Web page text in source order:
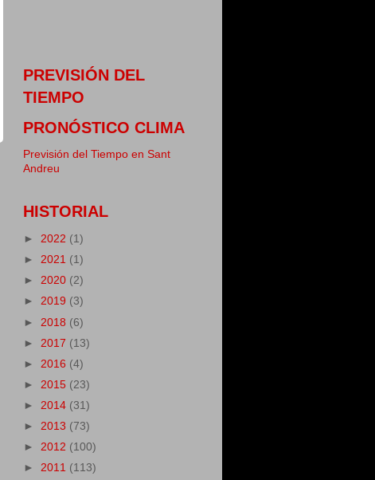
PREVISIÓN DEL
TIEMPO
PRONÓSTICO CLIMA
Previsión del Tiempo en Sant
Andreu
HISTORIAL
► 2022 (1)
► 2021 (1)
► 2020 (2)
► 2019 (3)
► 2018 (6)
► 2017 (13)
► 2016 (4)
► 2015 (23)
► 2014 (31)
► 2013 (73)
► 2012 (100)
► 2011 (113)